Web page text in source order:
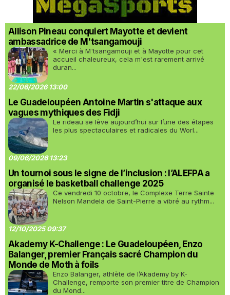
Allison Pineau conquiert Mayotte et devient
ambassadrice de M'tsangamouji
« Merci à M'tsangamouji et à Mayotte pour cet
accueil chaleureux, cela m'est rarement arrivé
duran...
22/06/2026 13:00
Le Guadeloupéen Antoine Martin s'attaque aux
vagues mythiques des Fidji
Le rideau se lève aujourd’hui sur l’une des étapes
les plus spectaculaires et radicales du Worl...
09/06/2026 13:23
Un tournoi sous le signe de l’inclusion : l’ALEFPA a
organisé le basketball challenge 2025
Ce vendredi 10 octobre, le Complexe Terre Sainte
Nelson Mandela de Saint-Pierre a vibré au rythm...
12/10/2025 09:37
Akademy K-Challenge : Le Guadeloupéen, Enzo
Balanger, premier Français sacré Champion du
Monde de Moth à foils
Enzo Balanger, athlète de l’Akademy by K-
Challenge, remporte son premier titre de Champion
du Mond...